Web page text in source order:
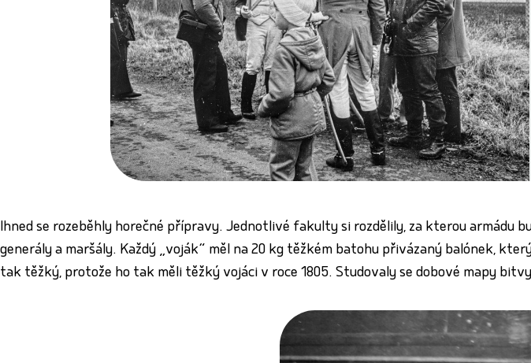
Ihned se rozeběhly horečné přípravy. Jednotlivé fakulty si rozdělily, za kterou armádu
generály a maršály. Každý „voják“ měl na 20 kg těžkém batohu přivázaný balónek,
tak těžký, protože ho tak měli těžký vojáci v roce 1805. Studovaly se dobové mapy